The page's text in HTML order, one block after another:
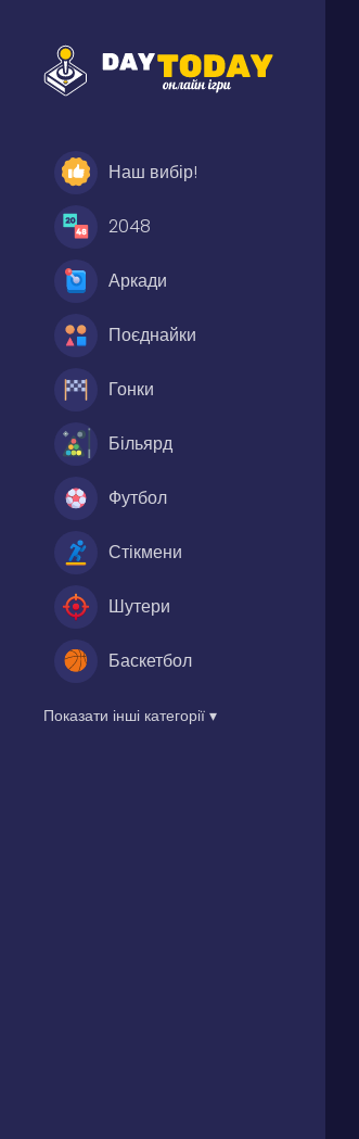
Наш вибір!
2048
Аркади
Поєднайки
Гонки
Більярд
Футбол
Стікмени
Шутери
Баскетбол
Показати інші категорії ▾